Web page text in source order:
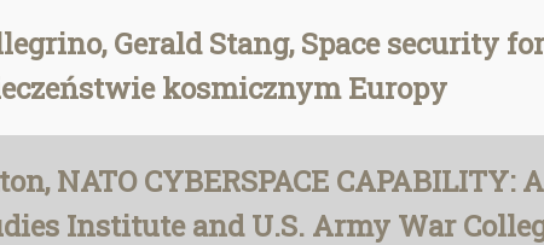
Gerald Stang, Space security
kosmicznym Europy
NATO CYBERSPACE CAPABILITY:
Institute and U.S. Army War